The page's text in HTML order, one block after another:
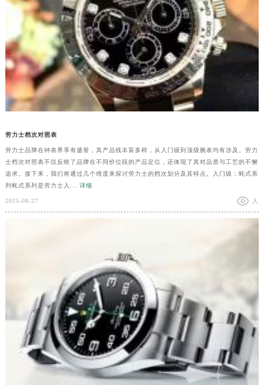
劳力士档次对照表
劳力士品牌在钟表界享有盛誉，其产品线丰富多样，从入门级到顶级腕表均有涉及。劳力
士档次对照表不仅反映了品牌在不同价位段的产品定位，还体现了其对品质与工艺的不懈
追求。接下来，我们将通过几个维度来探讨劳力士的档次划分及其特点。入门级：蚝式系
列蚝式系列是劳力士入... 详细
2025-08-27 人